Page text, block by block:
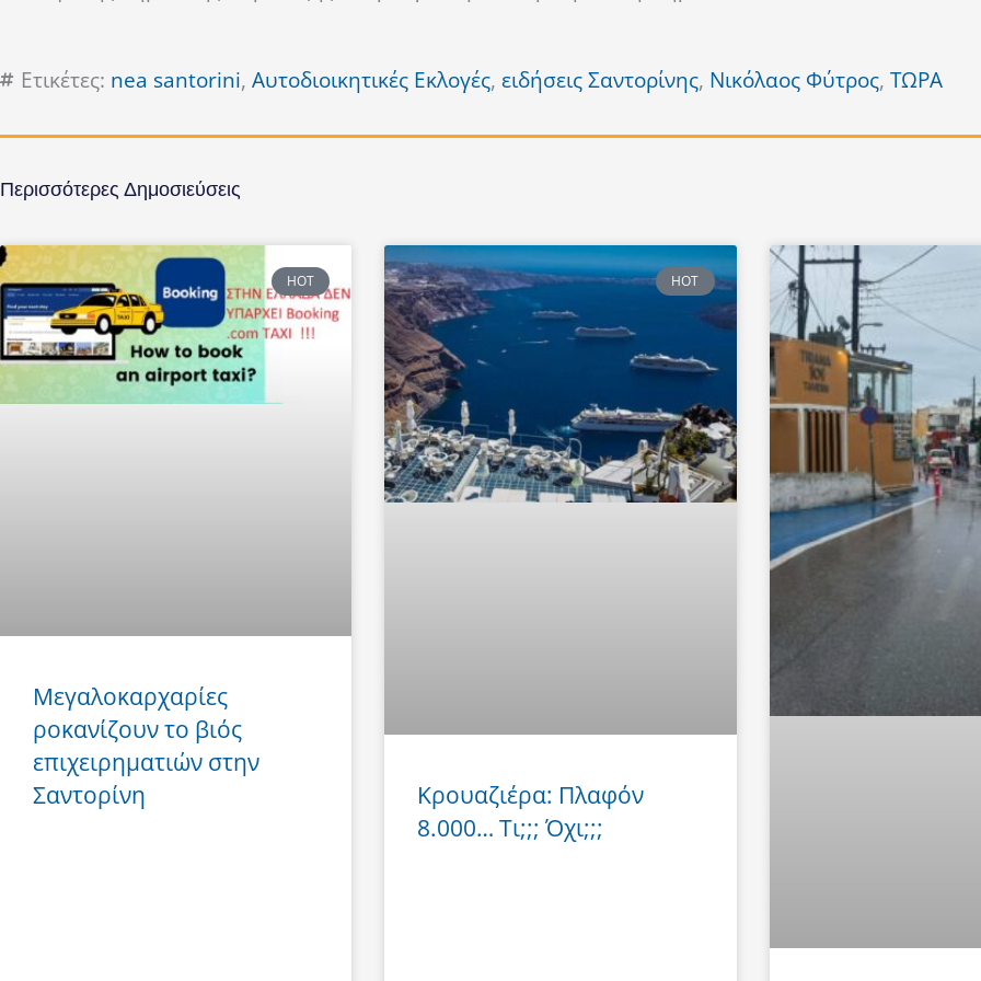
Ετικέτες: nea santorini, Αυτοδιοικητικές Εκλογές, ειδήσεις Σαντορίνης, Νικόλαος Φύτρος, ΤΩΡΑ
Περισσότερες Δημοσιεύσεις
HOT
Μεγαλοκαρχαρίες
ροκανίζουν το βιός
επιχειρηματιών στην
Σαντορίνη
HOT
Κρουαζιέρα: Πλαφόν
8.000… Τι;;; Όχι;;;